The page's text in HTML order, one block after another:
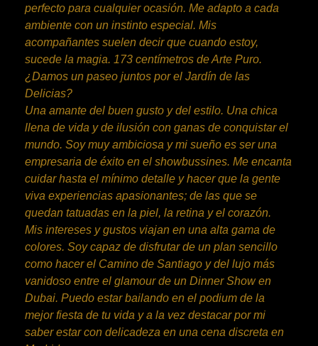
perfecto para cualquier ocasión. Me adapto a cada
ambiente con un instinto especial. Mis
acompañantes suelen decir que cuando estoy,
sucede la magia. 173 centímetros de Arte Puro.
¿Damos un paseo juntos por el Jardín de las
Delicias?
Una amante del buen gusto y del estilo. Una chica
llena de vida y de ilusión con ganas de conquistar el
mundo. Soy muy ambiciosa y mi sueño es ser una
empresaria de éxito en el showbussines. Me encanta
cuidar hasta el mínimo detalle y hacer que la gente
viva experiencias apasionantes; de las que se
quedan tatuadas en la piel, la retina y el corazón.
Mis intereses y gustos viajan en una alta gama de
colores. Soy capaz de disfrutar de un plan sencillo
como hacer el Camino de Santiago y del lujo más
vanidoso entre el glamour de un Dinner Show en
Dubai. Puedo estar bailando en el podium de la
mejor fiesta de tu vida y a la vez destacar por mi
saber estar con delicadeza en una cena discreta en